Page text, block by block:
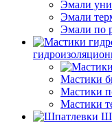
Эмали
Эмали
Эмали по
Мастики
Мастики
Мастики